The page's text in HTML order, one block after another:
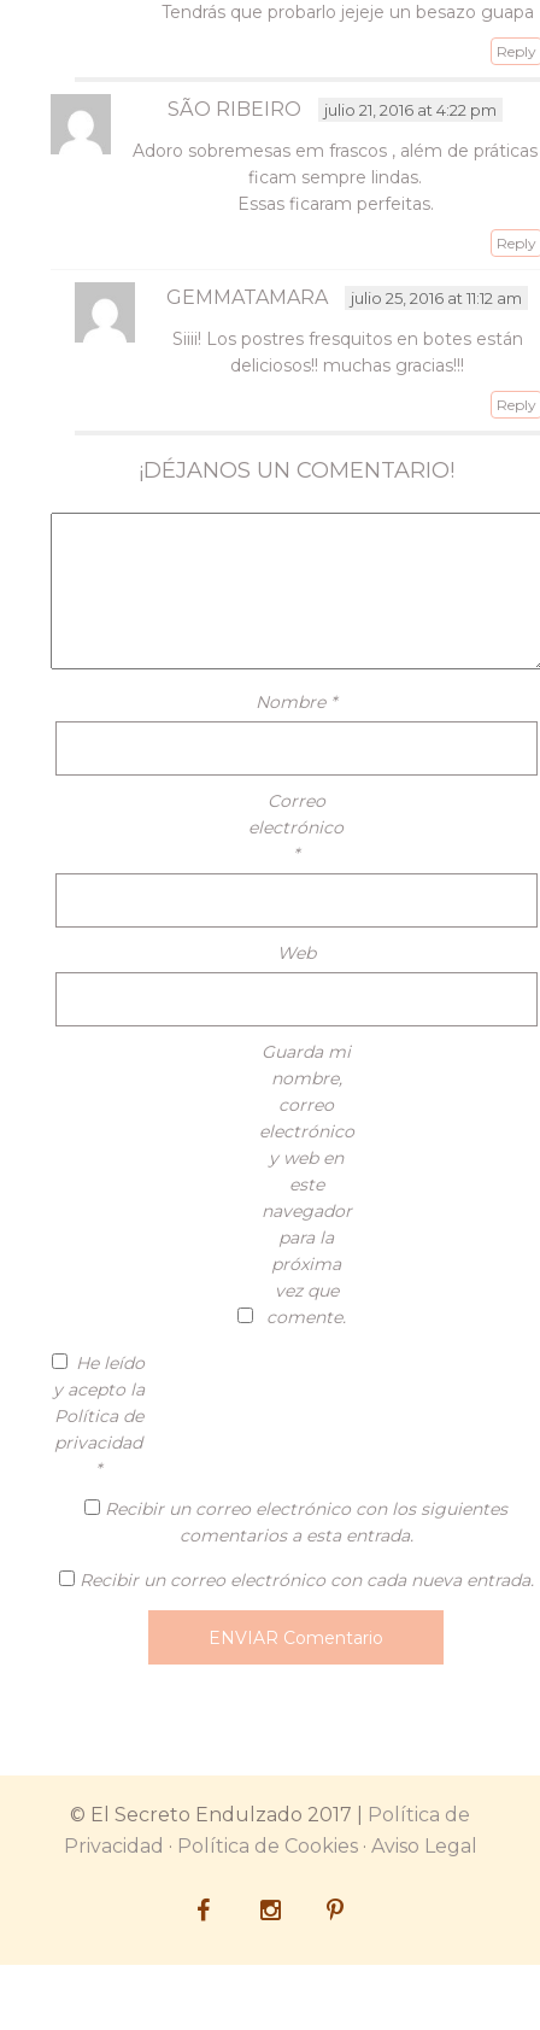
Tendrás que probarlo jejeje un besazo guapa
Reply
SÃO RIBEIRO julio 21, 2016 at 4:22 pm
Adoro sobremesas em frascos , além de práticas
ficam sempre lindas.
Essas ficaram perfeitas.
Reply
GEMMATAMARA julio 25, 2016 at 11:12 am
Siiii! Los postres fresquitos en botes están
deliciosos!! muchas gracias!!!
Reply
¡DÉJANOS UN COMENTARIO!
Nombre *
Correo
electrónico
*
Web
Guarda mi
nombre,
correo
electrónico
y web en
este
navegador
para la
próxima
vez que
comente.
He leído
y acepto la
Política de
privacidad
*
Recibir un correo electrónico con los siguientes
comentarios a esta entrada.
Recibir un correo electrónico con cada nueva entrada.
© El Secreto Endulzado 2017 |
Política de
Privacidad · Política de Cookies· Aviso Legal